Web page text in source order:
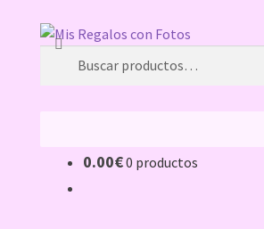
Ir
Ir
Buscar
Buscar
Inicio 0.00€0 productos